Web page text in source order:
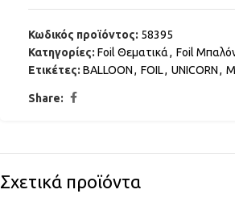
Κωδικός προϊόντος: 58395
Κατηγορίες: Foil Θεματικά, Foil
Ετικέτες: BALLOON, FOIL, UNICORN,
Share:
Σχετικά προϊόντα